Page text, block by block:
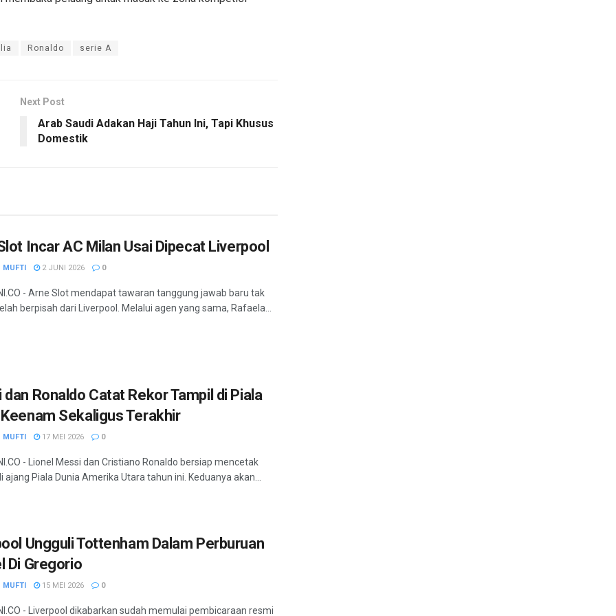
Ronaldo serie A
Next Post
Arab Saudi Adakan Haji Tahun Ini, Tapi Khusus
Domestik
Incar AC Milan Usai Dipecat Liverpool
MUFTI 2 JUNI 2026 0
- Arne Slot mendapat tawaran tanggung jawab baru tak
berpisah dari Liverpool. Melalui agen yang sama, Rafaela...
Ronaldo Catat Rekor Tampil di Piala
Sekaligus Terakhir
MUFTI 17 MEI 2026 0
- Lionel Messi dan Cristiano Ronaldo bersiap mencetak
ajang Piala Dunia Amerika Utara tahun ini. Keduanya akan...
Ungguli Tottenham Dalam Perburuan
Di Gregorio
MUFTI 15 MEI 2026 0
- Liverpool dikabarkan sudah memulai pembicaraan resmi